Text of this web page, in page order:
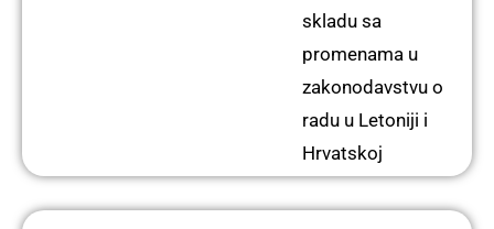
skladu sa
promenama u
zakonodavstvu o
radu u Letoniji i
Hrvatskoj